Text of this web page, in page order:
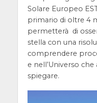
Solare Europeo
primario di oltre 4
permetterà di
stella con una
comprendere
e nell’Universo
spiegare.